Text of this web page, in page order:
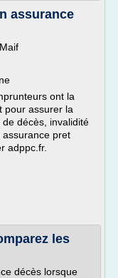
assurance
ont la
pour assurer la
décès, invalidité
pret
adppc.fr.
les
décès lorsque